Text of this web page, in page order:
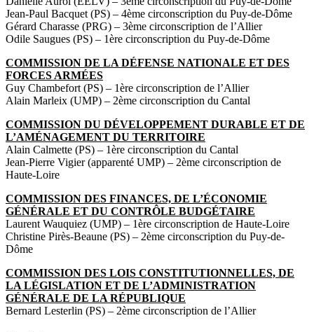
Jean-Paul Bacquet (PS) – 4ème circonscription du Puy-de-Dôme
Gérard Charasse (PRG) – 3ème circonscription de l’Allier
Odile Saugues (PS) – 1ère circonscription du Puy-de-Dôme
COMMISSION DE LA DÉFENSE NATIONALE ET DES
FORCES ARMÉES
Guy Chambefort (PS) – 1ère circonscription de l’Allier
Alain Marleix (UMP) – 2ème circonscription du Cantal
COMMISSION DU DÉVELOPPEMENT DURABLE ET DE
L’AMÉNAGEMENT DU TERRITOIRE
Alain Calmette (PS) – 1ère circonscription du Cantal
Jean-Pierre Vigier (apparenté UMP) – 2ème circonscription de
Haute-Loire
COMMISSION DES FINANCES, DE L’ÉCONOMIE
GÉNÉRALE ET DU CONTRÔLE BUDGÉTAIRE
Laurent Wauquiez (UMP) – 1ère circonscription de Haute-Loire
Christine Pirès-Beaune (PS) – 2ème circonscription du Puy-de-
Dôme
COMMISSION DES LOIS CONSTITUTIONNELLES, DE
LA LÉGISLATION ET DE L’ADMINISTRATION
GÉNÉRALE DE LA RÉPUBLIQUE
Bernard Lesterlin (PS) – 2ème circonscription de l’Allier